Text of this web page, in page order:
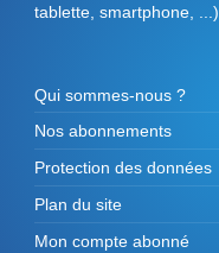
tablette, smartphone, ...).
Qui sommes-nous ?
Nos abonnements
Protection des données
Plan du site
Mon compte abonné